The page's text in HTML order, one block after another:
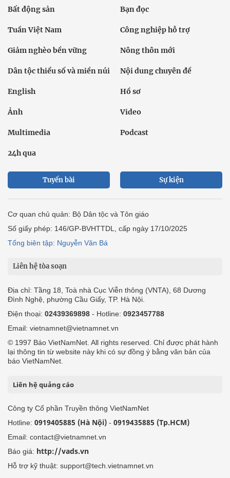
Bất động sản Bạn đọc
Tuần Việt Nam Công nghiệp hỗ trợ
Giảm nghèo bền vững Nông thôn mới
Dân tộc thiểu số và miền núi Nội dung chuyên đề
English Hồ sơ
Ảnh Video
Multimedia Podcast
24h qua
Tuyến bài Sự kiện
Cơ quan chủ quản: Bộ Dân tộc và Tôn giáo
Số giấy phép: 146/GP-BVHTTDL, cấp ngày 17/10/2025
Tổng biên tập: Nguyễn Văn Bá
Liên hệ tòa soạn
Địa chỉ: Tầng 18, Toà nhà Cục Viễn thông (VNTA), 68 Dương
Đình Nghệ, phường Cầu Giấy, TP. Hà Nội.
Điện thoại: 02439369898 - Hotline: 0923457788
Email: vietnamnet@vietnamnet.vn
© 1997 Báo VietNamNet. All rights reserved. Chỉ được phát hành
lại thông tin từ website này khi có sự đồng ý bằng văn bản của
báo VietNamNet.
Liên hệ quảng cáo
Công ty Cổ phần Truyền thông VietNamNet
Hotline: 0919405885 (Hà Nội) - 0919435885 (Tp.HCM)
Email: contact@vietnamnet.vn
Báo giá: http://vads.vn
Hỗ trợ kỹ thuật: support@tech.vietnamnet.vn